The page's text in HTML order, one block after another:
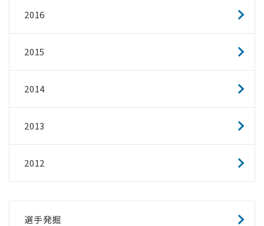
2016
2015
2014
2013
2012
選手発掘